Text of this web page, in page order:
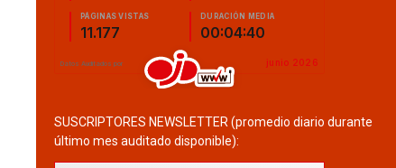
SUSCRIPTORES NEWSLETTER (promedio diario durante
último mes auditado disponible):